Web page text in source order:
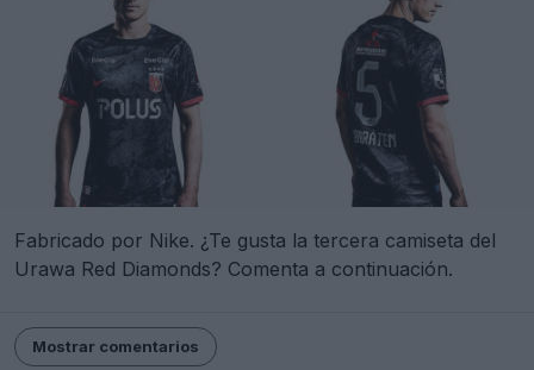
Fabricado por Nike. ¿Te gusta la tercera camiseta del
Urawa Red Diamonds? Comenta a continuación.
Mostrar comentarios